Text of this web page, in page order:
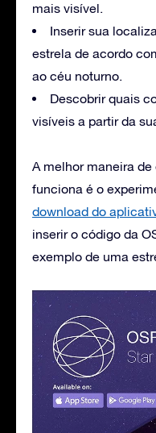
mais visível.
Inserir sua
estrela de acordo
ao céu noturno.
Descobrir quais
visíveis a partir da
A melhor maneira
funciona é o
download do
inserir o código da
exemplo de uma